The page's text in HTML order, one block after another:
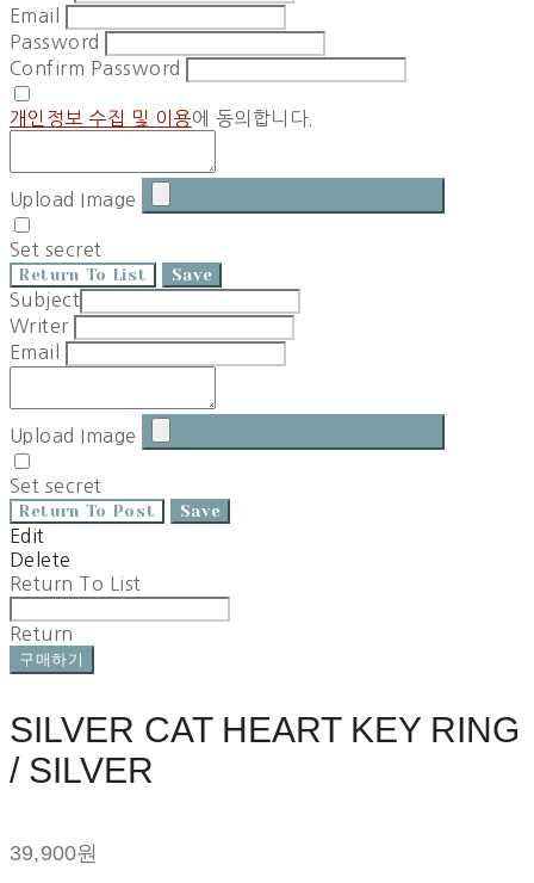
Email
Password
Confirm Password
개인정보 수집 및 이용에 동의합니다.
Upload Image
Set secret
Return To List Save
Subject
Writer
Email
Upload Image
Set secret
Return To Post Save
Edit
Delete
Return To List
Return
구매하기
SILVER CAT HEART KEY RING
/ SILVER
39,900원